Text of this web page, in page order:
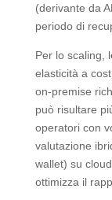
(derivante da
periodo di
Per lo scaling,
elasticità a
on‑premise
può risultare
operatori con
valutazione
wallet) su
ottimizza il